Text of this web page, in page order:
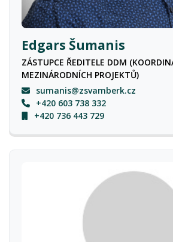
Edgars Šumanis
ZÁSTUPCE ŘEDITELE DDM
MEZINÁRODNÍCH PROJEKTŮ)
sumanis@zsvamberk.cz
+420 603 738 332
+420 736 443 729